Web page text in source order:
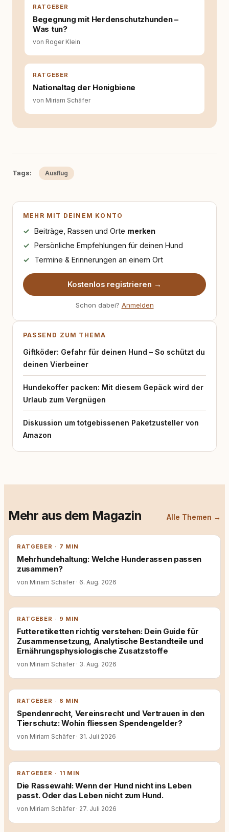
RATGEBER
Begegnung mit Herdenschutzhunden –
Was tun?
von Roger Klein
RATGEBER
Nationaltag der Honigbiene
von Miriam Schäfer
Tags: Ausflug
MEHR MIT DEINEM KONTO
Beiträge, Rassen und Orte merken
Persönliche Empfehlungen für deinen Hund
Termine & Erinnerungen an einem Ort
Kostenlos registrieren →
Schon dabei? Anmelden
PASSEND ZUM THEMA
Giftköder: Gefahr für deinen Hund – So schützt du
deinen Vierbeiner
Hundekoffer packen: Mit diesem Gepäck wird der
Urlaub zum Vergnügen
Diskussion um totgebissenen Paketzusteller von
Amazon
Mehr aus dem Magazin Alle Themen →
RATGEBER · 7 MIN
Mehrhundehaltung: Welche Hunderassen passen
zusammen?
von Miriam Schäfer · 6. Aug. 2026
RATGEBER · 9 MIN
Futteretiketten richtig verstehen: Dein Guide für
Zusammensetzung, Analytische Bestandteile und
Ernährungsphysiologische Zusatzstoffe
von Miriam Schäfer · 3. Aug. 2026
RATGEBER · 6 MIN
Spendenrecht, Vereinsrecht und Vertrauen in den
Tierschutz: Wohin fliessen Spendengelder?
von Miriam Schäfer · 31. Juli 2026
RATGEBER · 11 MIN
Die Rassewahl: Wenn der Hund nicht ins Leben
passt. Oder das Leben nicht zum Hund.
von Miriam Schäfer · 27. Juli 2026